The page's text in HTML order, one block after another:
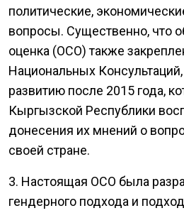
политические,
вопросы. Существенно, что
оценка (ОСО) также
Национальных
развитию после 2015 года,
Кыргызской Республики
донесения их мнений о
своей стране.
3. Настоящая ОСО была
гендерного подхода и